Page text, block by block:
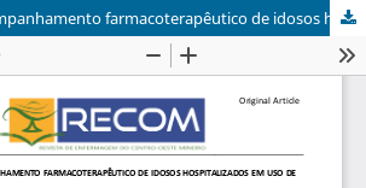
Avaliação do acompanhamento farmacoterapêutico de idosos hospitalizados em uso de analgésicos opioides